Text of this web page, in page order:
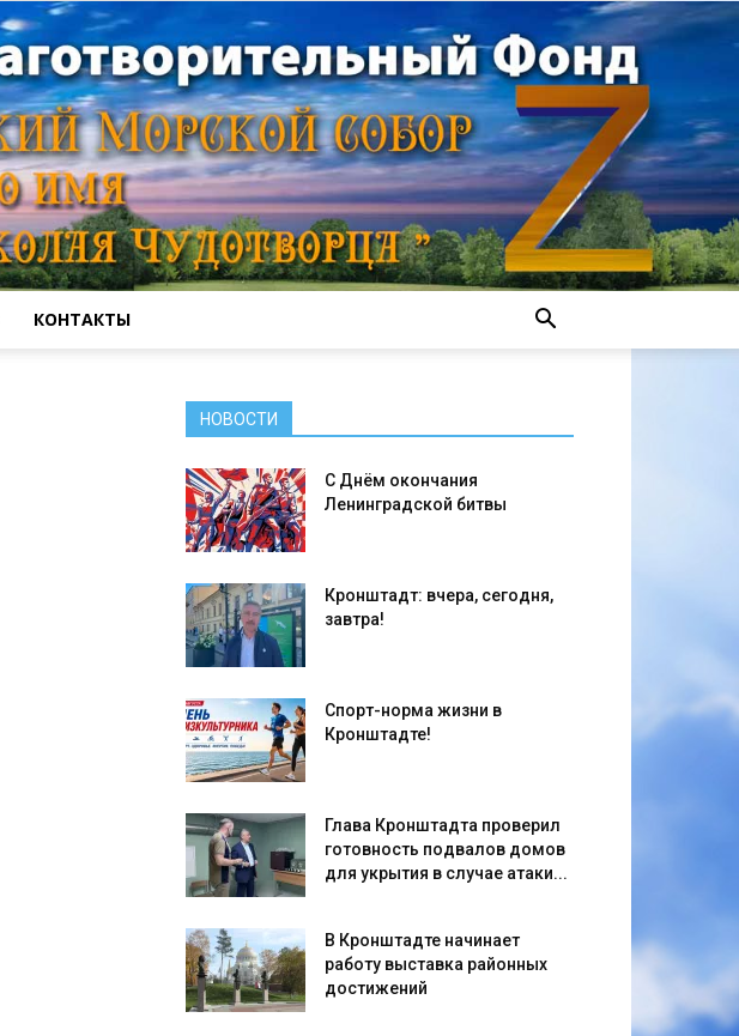
КОНТАКТЫ
НОВОСТИ
С Днём окончания
Ленинградской битвы
Кронштадт: вчера, сегодня,
завтра!
Спорт-норма жизни в
Кронштадте!
Глава Кронштадта проверил
готовность подвалов домов
для укрытия в случае атаки...
В Кронштадте начинает
работу выставка районных
достижений